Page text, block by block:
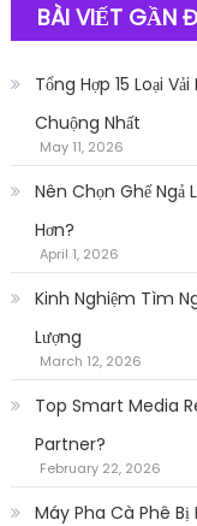
BÀI VIẾT GẦN
Tổng Hợp 15 Loại
Chuộng Nhất
May 11, 2026
Nên Chọn Ghế Ngả
Hơn?
April 1, 2026
Kinh Nghiệm Tìm
Lượng
March 12, 2026
Top Smart Media
Partner?
February 22, 2026
Máy Pha Cà Phê Bị